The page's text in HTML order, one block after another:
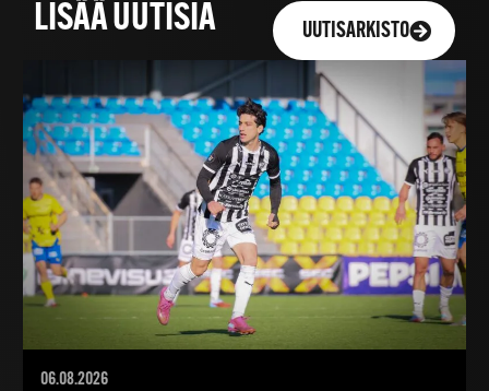
LISÄÄ UUTISIA UUTISARKISTO
06.08.2026